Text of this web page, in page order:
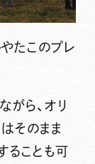
たこのプレ
がら、オリ
そのまま
ることも可